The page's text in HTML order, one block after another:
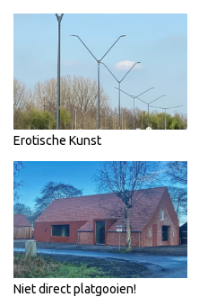
Erotische Kunst
Niet direct platgooien!